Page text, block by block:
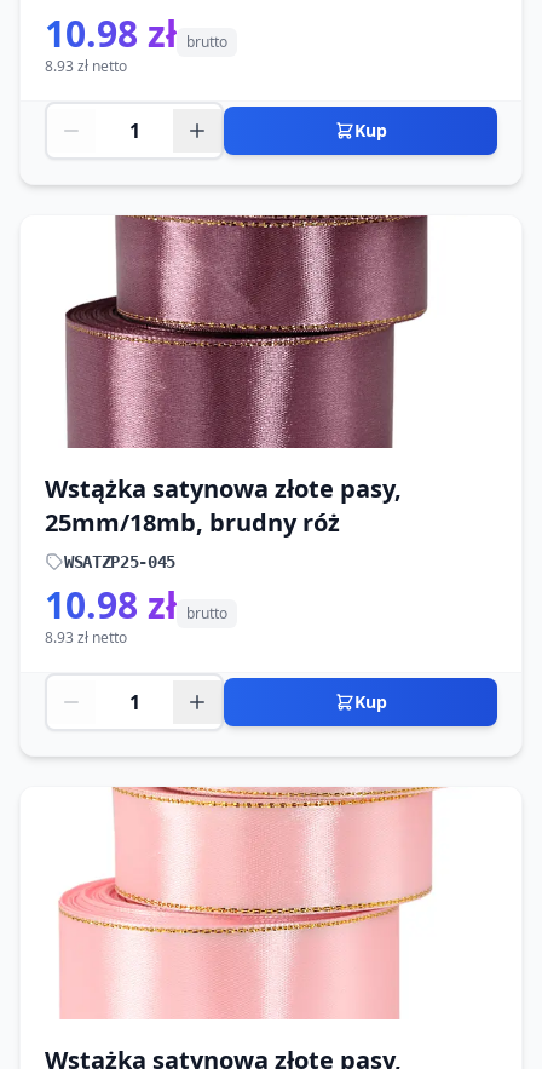
10.98 zł brutto
8.93 zł netto
Kup
Wstążka satynowa złote pasy,
25mm/18mb, brudny róż
WSATZP25-045
10.98 zł brutto
8.93 zł netto
Kup
Wstążka satynowa złote pasy,